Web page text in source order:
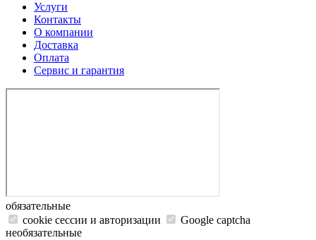
Услуги
Контакты
О компании
Доставка
Оплата
Сервис и гарантия
обязательные
cookie сессии и авторизации
Google captcha
необязательные